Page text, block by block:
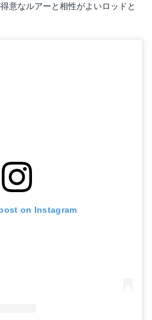
意なルアーと相性がよいロッドと
on Instagram